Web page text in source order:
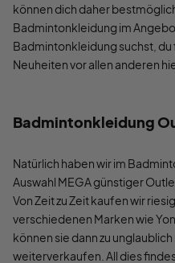
können dich daher
Badmintonkleidung im
Badmintonkleidung suchst, du
Neuheiten vor allen anderen
Badmintonkleidung
Natürlich haben wir im
Auswahl MEGA günstiger
Von Zeit zu Zeit kaufen wir
verschiedenen Marken wie
können sie dann zu
weiterverkaufen. All dies